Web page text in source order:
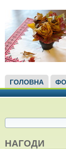
ГОЛОВНЕ
ГОЛОВНА
ПОШУКОВА
НАГОДИ